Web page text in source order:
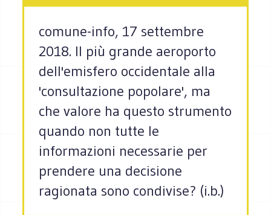
comune-info, 17 settembre
2018. Il più grande aeroporto
dell'emisfero occidentale alla
'consultazione popolare', ma
che valore ha questo strumento
quando non tutte le
informazioni necessarie per
prendere una decisione
ragionata sono condivise? (i.b.)